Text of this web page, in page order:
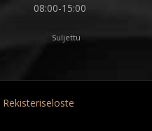
08:00-15:00
Suljettu
Rekisteriseloste